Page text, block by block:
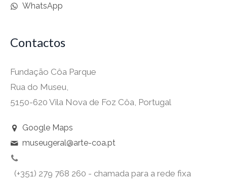
WhatsApp
Contactos
Fundação Côa Parque
Rua do Museu,
5150-620 Vila Nova de Foz Côa, Portugal
Google Maps
museugeral@arte-coa.pt
(+351) 279 768 260 - chamada para a rede fixa